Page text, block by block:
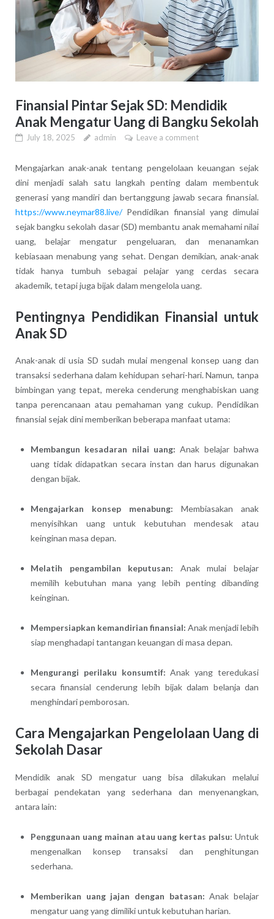
Finansial Pintar Sejak SD: Mendidik
Anak Mengatur Uang di Bangku Sekolah
July 18, 2025 admin Leave a comment
Mengajarkan anak-anak tentang pengelolaan keuangan sejak
dini menjadi salah satu langkah penting dalam membentuk
generasi yang mandiri dan bertanggung jawab secara finansial.
https://www.neymar88.live/Pendidikan finansial yang dimulai
sejak bangku sekolah dasar (SD) membantu anak memahami nilai
uang, belajar mengatur pengeluaran, dan menanamkan
kebiasaan menabung yang sehat. Dengan demikian, anak-anak
tidak hanya tumbuh sebagai pelajar yang cerdas secara
akademik, tetapi juga bijak dalam mengelola uang.
Pentingnya Pendidikan Finansial untuk
Anak SD
Anak-anak di usia SD sudah mulai mengenal konsep uang dan
transaksi sederhana dalam kehidupan sehari-hari. Namun, tanpa
bimbingan yang tepat, mereka cenderung menghabiskan uang
tanpa perencanaan atau pemahaman yang cukup. Pendidikan
finansial sejak dini memberikan beberapa manfaat utama:
Membangun kesadaran nilai uang: Anak belajar bahwa
uang tidak didapatkan secara instan dan harus digunakan
dengan bijak.
Mengajarkan konsep menabung: Membiasakan anak
menyisihkan uang untuk kebutuhan mendesak atau
keinginan masa depan.
Melatih pengambilan keputusan: Anak mulai belajar
memilih kebutuhan mana yang lebih penting dibanding
keinginan.
Mempersiapkan kemandirian finansial: Anak menjadi lebih
siap menghadapi tantangan keuangan di masa depan.
Mengurangi perilaku konsumtif: Anak yang teredukasi
secara finansial cenderung lebih bijak dalam belanja dan
menghindari pemborosan.
Cara Mengajarkan Pengelolaan Uang di
Sekolah Dasar
Mendidik anak SD mengatur uang bisa dilakukan melalui
berbagai pendekatan yang sederhana dan menyenangkan,
antara lain:
Penggunaan uang mainan atau uang kertas palsu: Untuk
mengenalkan konsep transaksi dan penghitungan
sederhana.
Memberikan uang jajan dengan batasan: Anak belajar
mengatur uang yang dimiliki untuk kebutuhan harian.